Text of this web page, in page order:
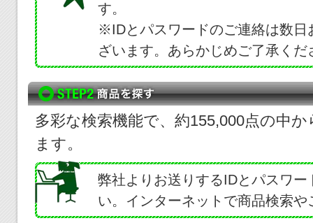
す。
※IDとパスワードのご連絡は数日
ざいます。あらかじめご了承くだ
多彩な検索機能で、約155,000点の中
ます。
弊社よりお送りするIDとパスワ
い。インターネットで商品検索